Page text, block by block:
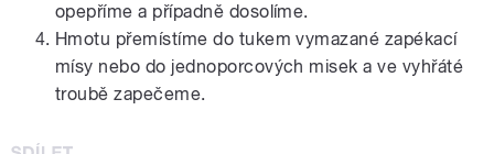
opepříme a případně dosolíme.
Hmotu přemístíme do tukem vymazané zapékací
mísy nebo do jednoporcových misek a ve vyhřáté
troubě zapečeme.